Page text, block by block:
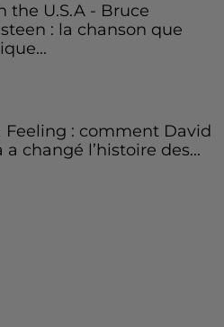
the U.S.A - Bruce
: la chanson que
Feeling : comment David
a changé l’histoire des...